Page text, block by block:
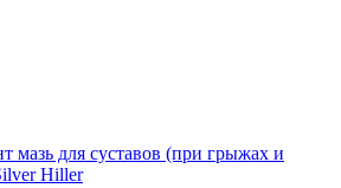
для суставов (при грыжах и
Hiller